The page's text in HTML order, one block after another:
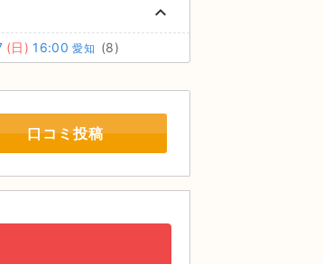
keyboard_arrow_up
(日) 16:00 愛知 (8)
口コミ投稿